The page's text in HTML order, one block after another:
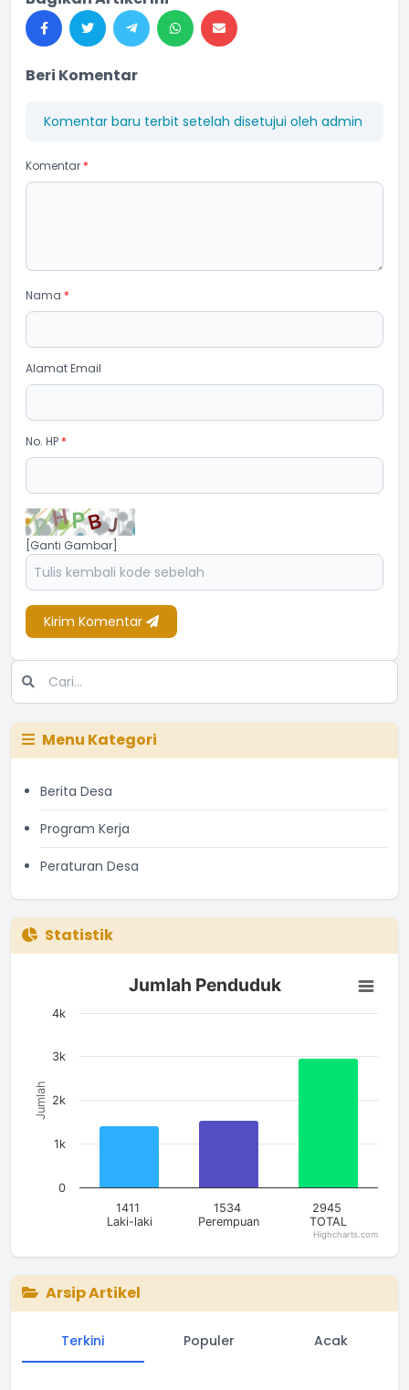
Beri Komentar
Komentar baru terbit setelah disetujui oleh admin
Komentar *
Nama *
Alamat Email
No. HP *
[Ganti Gambar]
Kirim Komentar
Menu Kategori
Berita Desa
Program Kerja
Peraturan Desa
Statistik
Jumlah Penduduk
Bar chart with 3 bars.
The chart has 1 X axis displaying categories.
Jumlah
Jumlah Penduduk
1411
Laki-laki
1534
Perempuan
2945
TOTAL
0
1k
2k
3k
4k
Highcharts.com
Arsip Artikel
Terkini Populer Acak